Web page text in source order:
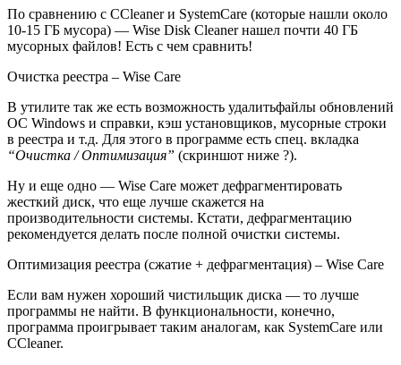
По сравнению с CCleaner и SystemCare (которые нашли около
10-15 ГБ мусора) — Wise Disk Cleaner нашел почти 40 ГБ
мусорных файлов! Есть с чем сравнить!
Очистка реестра – Wise Care
В утилите так же есть возможность удалитьфайлы обновлений
ОС Windows и справки, кэш установщиков, мусорные строки
в реестра и т.д. Для этого в программе есть спец. вкладка
“Очистка / Оптимизация” (скриншот ниже ?).
Ну и еще одно — Wise Care может дефрагментировать
жесткий диск, что еще лучше скажется на
производительности системы. Кстати, дефрагментацию
рекомендуется делать после полной очистки системы.
Оптимизация реестра (сжатие + дефрагментация) – Wise Care
Если вам нужен хороший чистильщик диска — то лучше
программы не найти. В функциональности, конечно,
программа проигрывает таким аналогам, как SystemCare или
CCleaner.